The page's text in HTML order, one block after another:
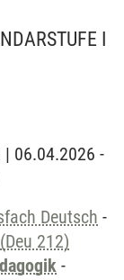
I
06.04.2026 -
Deutsch -
212)
-